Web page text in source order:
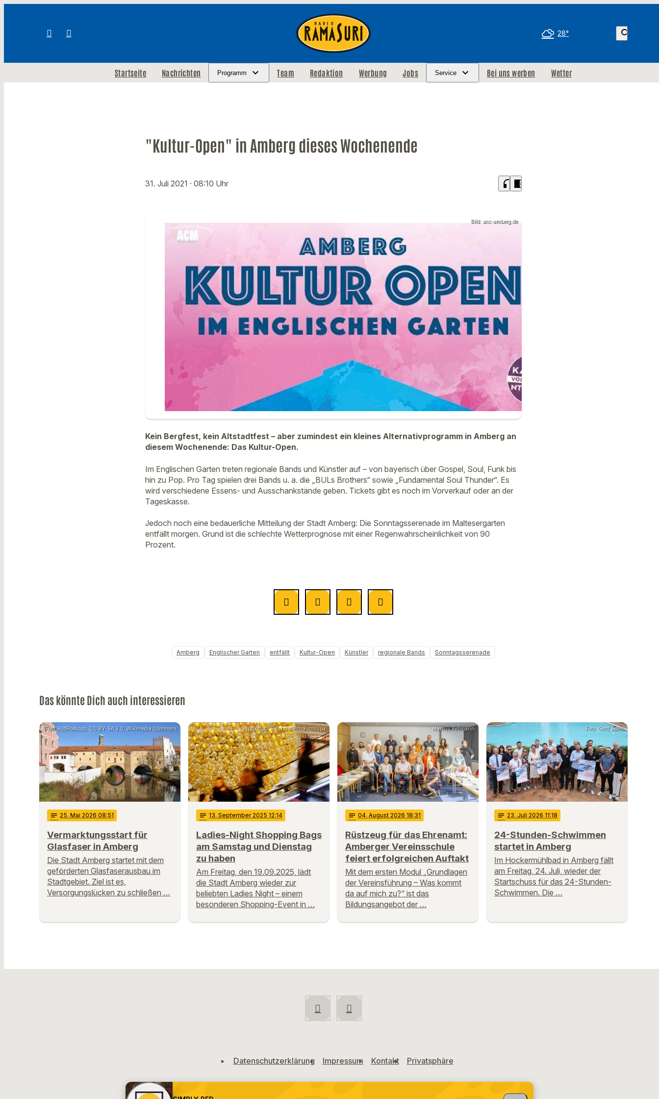
28° search
Startseite Nachrichten Programm Team Redaktion Werbung Jobs Service Bei uns werben Wetter
"Kultur-Open" in Amberg dieses Wochenende
31. Juli 2021 · 08:10 Uhr headphones chrome_reader_mode
Bild: acc-amberg.de
Kein Bergfest, kein Altstadtfest – aber zumindest ein kleines Alternativprogramm in Amberg an
diesem Wochenende: Das Kultur-Open.
Im Englischen Garten treten regionale Bands und Künstler auf – von bayerisch über Gospel, Soul, Funk bis
hin zu Pop. Pro Tag spielen drei Bands u. a. die „BULs Brothers“ sowie „Fundamental Soul Thunder“. Es
wird verschiedene Essens- und Ausschankstände geben. Tickets gibt es noch im Vorverkauf oder an der
Tageskasse.
Jedoch noch eine bedauerliche Mitteilung der Stadt Amberg: Die Sonntagsserenade im Maltesergarten
entfällt morgen. Grund ist die schlechte Wetterprognose mit einer Regenwahrscheinlichkeit von 90
Prozent.
Amberg Englischer Garten entfällt Kultur-Open Künstler regionale Bands Sonntagsserenade
Das könnte Dich auch interessieren
Foto: RobRoskopp, CC BY-SA 3.0, Wikimedia Commons
notes 25. Mai 2026 08:51
Vermarktungsstart für
Glasfaser in Amberg
Die Stadt Amberg startet mit dem
geförderten Glasfaserausbau im
Stadtgebiet. Ziel ist es,
Versorgungslücken zu schließen …
Symbolfoto: Roland Weihrauch/dpa
notes 13. September 2025 12:14
Ladies-Night Shopping Bags
am Samstag und Dienstag
zu haben
Am Freitag, den 19.09.2025, lädt
die Stadt Amberg wieder zur
beliebten Ladies Night – einem
besonderen Shopping-Event in …
Marcus Rebmann
notes 04. August 2026 18:31
Rüstzeug für das Ehrenamt:
Amberger Vereinsschule
feiert erfolgreichen Auftakt
Mit dem ersten Modul „Grundlagen
der Vereinsführung – Was kommt
da auf mich zu?“ ist das
Bildungsangebot der …
Foto: Gerd Spies
notes 23. Juli 2026 11:18
24-Stunden-Schwimmen
startet in Amberg
Im Hockermühlbad in Amberg fällt
am Freitag, 24. Juli, wieder der
Startschuss für das 24-Stunden-
Schwimmen. Die …
Datenschutzerklärung Impressum Kontakt Privatsphäre